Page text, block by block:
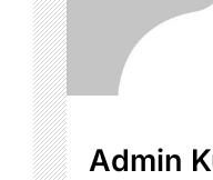
Admin